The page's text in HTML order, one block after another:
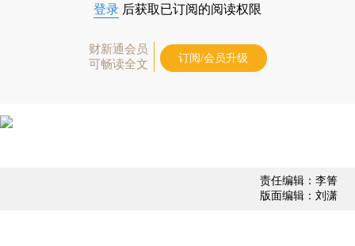
登录 后获取已订阅的阅读权限
财新通会员
可畅读全文
订阅/会员升级
责任编辑：李箐
版面编辑：刘潇